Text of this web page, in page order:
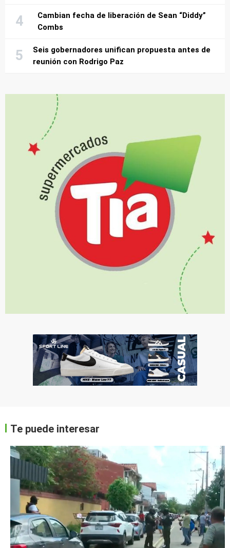
Cambian fecha de liberación de Sean “Diddy”
Combs
Seis gobernadores unifican propuesta antes de
reunión con Rodrigo Paz
Te puede interesar